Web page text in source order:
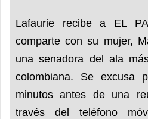
Lafaurie recibe a EL
comparte con su mujer,
una senadora del ala
colombiana. Se excusa
minutos antes de una
través del teléfono